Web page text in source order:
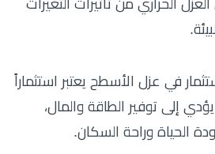
الحراري من تأثيرات التغيرات
في عزل الأسطح يعتبر استثماراً
إلى توفير الطاقة والمال،
الحياة وراحة السكان.